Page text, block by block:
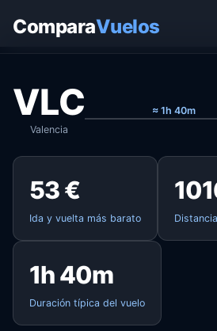
ComparaVuelos
VLC
Valencia
≈ 1h 40m
53 €
Ida y vuelta más barato
1h 40m
Duración típica del vuelo